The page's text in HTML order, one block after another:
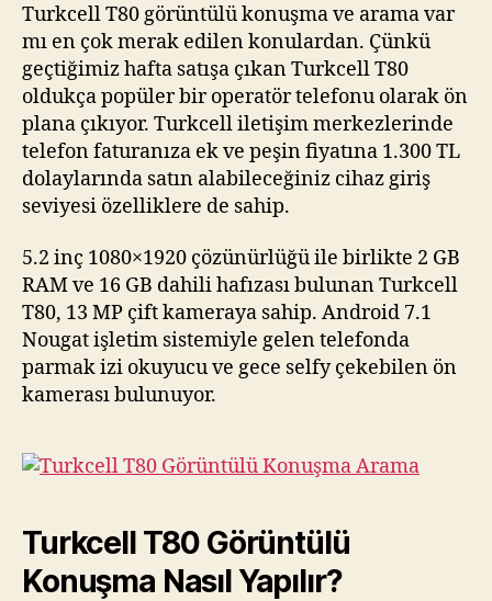
Turkcell T80 görüntülü konuşma ve arama var
mı en çok merak edilen konulardan. Çünkü
geçtiğimiz hafta satışa çıkan Turkcell T80
oldukça popüler bir operatör telefonu olarak ön
plana çıkıyor. Turkcell iletişim merkezlerinde
telefon faturanıza ek ve peşin fiyatına 1.300 TL
dolaylarında satın alabileceğiniz cihaz giriş
seviyesi özelliklere de sahip.
5.2 inç 1080×1920 çözünürlüğü ile birlikte 2 GB
RAM ve 16 GB dahili hafızası bulunan Turkcell
T80, 13 MP çift kameraya sahip. Android 7.1
Nougat işletim sistemiyle gelen telefonda
parmak izi okuyucu ve gece selfy çekebilen ön
kamerası bulunuyor.
Turkcell T80 Görüntülü
Konuşma Nasıl Yapılır?